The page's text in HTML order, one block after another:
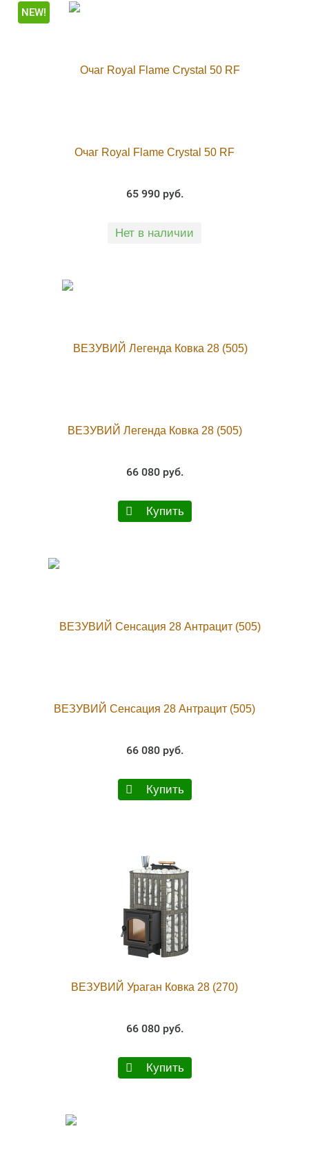
NEW!
Очаг Royal Flame Crystal 50 RF
65 990 руб.
Нет в наличии
ВЕЗУВИЙ Легенда Ковка 28 (505)
66 080 руб.
Купить
ВЕЗУВИЙ Сенсация 28 Антрацит (505)
66 080 руб.
Купить
ВЕЗУВИЙ Ураган Ковка 28 (270)
66 080 руб.
Купить